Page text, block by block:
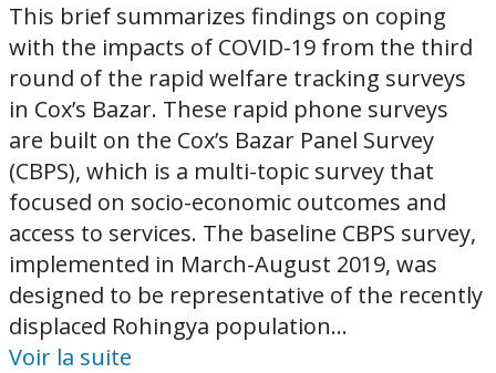
This brief summarizes findings on coping
with the impacts of COVID-19 from the third
round of the rapid welfare tracking surveys
in Cox’s Bazar. These rapid phone surveys
are built on the Cox’s Bazar Panel Survey
(CBPS), which is a multi-topic survey that
focused on socio-economic outcomes and
access to services. The baseline CBPS survey,
implemented in March-August 2019, was
designed to be representative of the recently
displaced Rohingya population...
Voir la suite